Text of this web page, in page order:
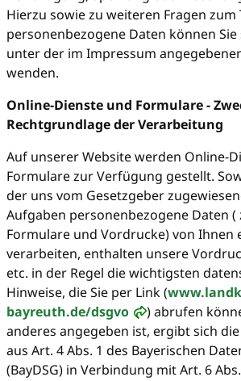
Hierzu sowie zu weiteren Fragen zum
personenbezogene Daten können
unter der im Impressum
wenden.
Online-Dienste und Formulare -
Rechtgrundlage der Verarbeitung
Auf unserer Website werden Online-
Formulare zur Verfügung gestellt.
der uns vom Gesetzgeber
Aufgaben personenbezogene Daten (
Formulare und Vordrucke) von Ihnen
verarbeiten, enthalten unsere
etc. in der Regel die wichtigsten
Hinweise, die Sie per Link (
bayreuth.de/dsgvo
) abrufen
anderes angegeben ist, ergibt sich
aus Art. 4 Abs. 1 des Bayerischen
(BayDSG) in Verbindung mit Art. 6